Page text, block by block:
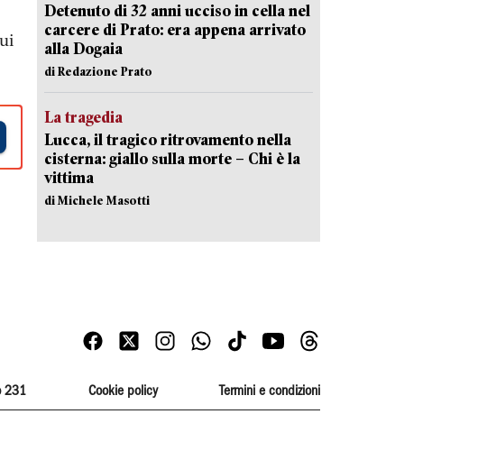
Detenuto di 32 anni ucciso in cella nel
carcere di Prato: era appena arrivato
alla Dogaia
di Redazione Prato
La tragedia
Lucca, il tragico ritrovamento nella
cisterna: giallo sulla morte – Chi è la
vittima
di Michele Masotti
231 Cookie policy Termini e condizioni